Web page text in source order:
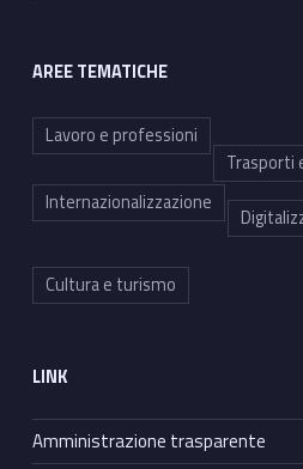
AREE TEMATICHE
Lavoro e professioni
Trasporti
Internazionalizzazione
Cultura e turismo
LINK
Amministrazione trasparente